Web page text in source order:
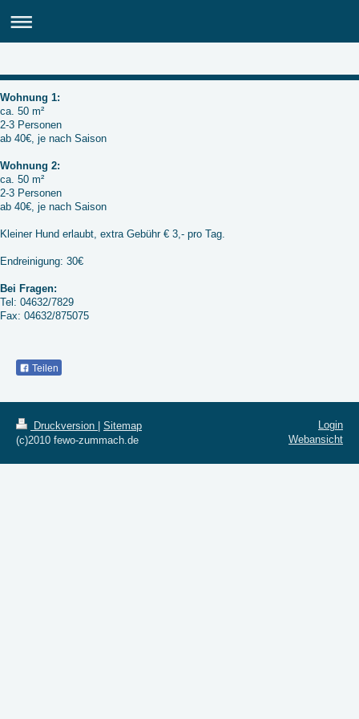
Wohnung 1:
ca. 50 m²
2-3 Personen
ab 40€, je nach Saison
Wohnung 2:
ca. 50 m²
2-3 Personen
ab 40€, je nach Saison
Kleiner Hund erlaubt, extra Gebühr € 3,- pro Tag.
Endreinigung: 30€
Bei Fragen:
Tel: 04632/7829
Fax: 04632/875075
Teilen
Druckversion
Sitemap
(c)2010 fewo-zummach.de
Login
Webansicht